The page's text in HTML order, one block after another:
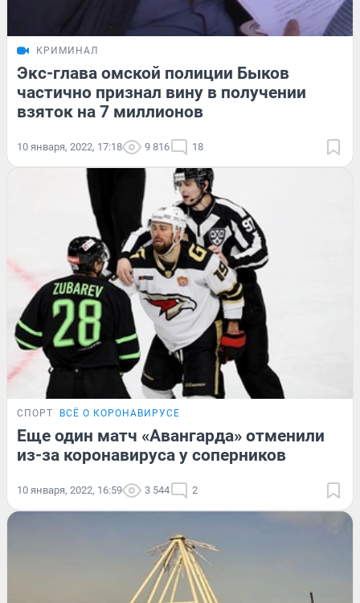
КРИМИНАЛ
Экс-глава омской полиции Быков
частично признал вину в получении
взяток на 7 миллионов
10 января, 2022, 17:18 9 816 18
СПОРТ ВСЁ О КОРОНАВИРУСЕ
Еще один матч «Авангарда» отменили
из-за коронавируса у соперников
10 января, 2022, 16:59 3 544 2